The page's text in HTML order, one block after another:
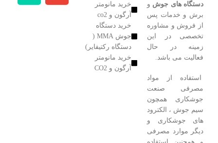
دستگاه های جوش و
برش و خدمات پس
از فروش و مشاوره
تخصصی در این
زمینه در حال
فعالیت می باشد.
استفاده از مواد
مصرفی صنعت
جوشکاری همچون
سیم جوش ، الکترود
های جوشکاری و
دیگر موارد مصرفی
خرید مانومتر
آرگون و co2
خرید دستگاه
جوش MMA (
دستگاه رکتیفایر)
خرید مانومتر
آرگون و CO2